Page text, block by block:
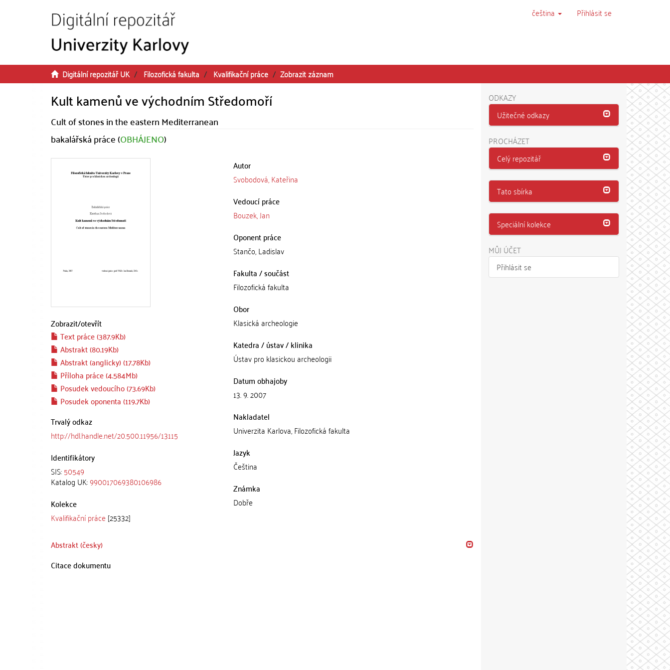
čeština Přihlásit se
Digitální repozitář UK Filozofická fakulta Kvalifikační práce Zobrazit záznam
Kult kamenů ve východním Středomoří
Cult of stones in the eastern Mediterranean
bakalářská práce (OBHÁJENO)
Zobrazit/otevřít
Text práce (387.9Kb)
Abstrakt (80.19Kb)
Abstrakt (anglicky) (17.78Kb)
Příloha práce (4.584Mb)
Posudek vedoucího (73.69Kb)
Posudek oponenta (119.7Kb)
Trvalý odkaz
http://hdl.handle.net/20.500.11956/13115
Identifikátory
SIS:50549
Katalog UK:990017069380106986
Kolekce
Kvalifikační práce [25332]
Autor
Svobodová, Kateřina
Vedoucí práce
Bouzek, Jan
Oponent práce
Stančo, Ladislav
Fakulta / součást
Filozofická fakulta
Obor
Klasická archeologie
Katedra / ústav / klinika
Ústav pro klasickou archeologii
Datum obhajoby
13. 9. 2007
Nakladatel
Univerzita Karlova, Filozofická fakulta
Jazyk
Čeština
Známka
Dobře
Abstrakt (česky)
Citace dokumentu
ODKAZY
Užitečné odkazy
PROCHÁZET
Celý repozitář
Tato sbírka
Speciální kolekce
MŮJ ÚČET
Přihlásit se